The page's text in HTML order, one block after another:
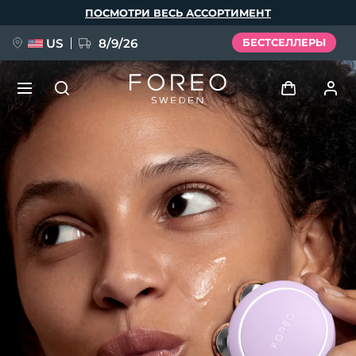
ПОСМОТРИ ВЕСЬ АССОРТИМЕНТ
US 8/9/26 БЕСТСЕЛЛЕРЫ
Войти
Профиль пользователя
Мои приборы
Мои заказы
Мои адреса
Мои подписки
НОВИНКА
FAQ™ Pure Beauty-Tech Elixir
BREAKING NEWS
issa™ Teeth Whitening Set
English Deutsch
Español
Français
Italiano
Português
Polski
Svenska
Türkçe
简体中文 繁體中文